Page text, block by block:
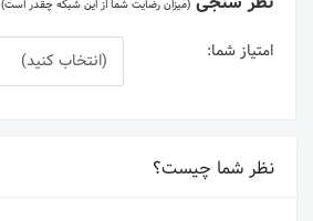
(میزان رضایت شما از این شبکه چقدر است)
امتیاز شما:
نظر شما چیست؟